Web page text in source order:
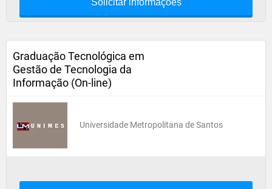
Solicitar informações
Graduação Tecnológica em
Gestão de Tecnologia da
Informação (On-line)
Universidade Metropolitana de Santos